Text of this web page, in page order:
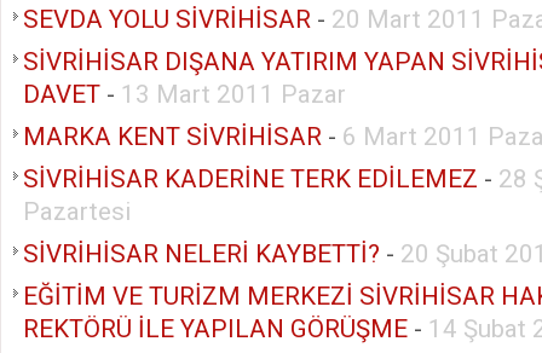
SEVDA YOLU SİVRİHİSAR - 20 Mart 2011
SİVRİHİSAR DIŞANA YATIRIM YAPAN
DAVET - 13 Mart 2011 Pazar
MARKA KENT SİVRİHİSAR - 6 Mart 2011
SİVRİHİSAR KADERİNE TERK EDİLEMEZ - 28
Pazartesi
SİVRİHİSAR NELERİ KAYBETTİ? - 20 Şubat
EĞİTİM VE TURİZM MERKEZİ SİVRİHİSAR
REKTÖRÜ İLE YAPILAN GÖRÜŞME - 14 Şubat